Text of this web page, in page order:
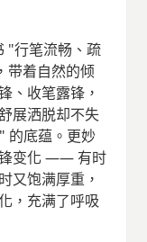
"行笔流畅、疏
带着自然的倾
、收笔露锋，
展洒脱却不失
的底蕴。更妙
锋变化 —— 有时
又饱满厚重，
，充满了呼吸